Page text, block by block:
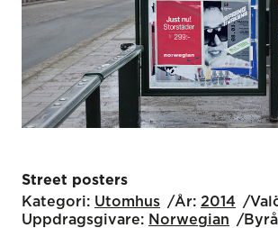
Street posters
Kategori: Utomhus År: 2014
Uppdragsgivare: Norwegian